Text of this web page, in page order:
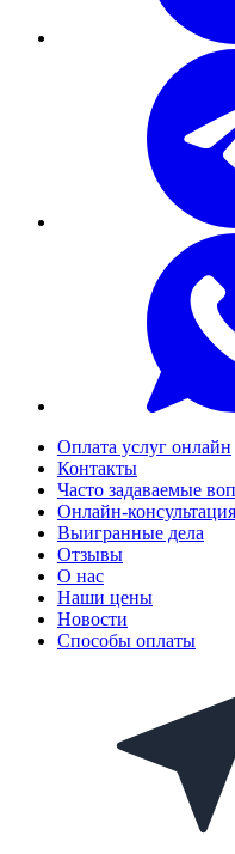
Оплата услуг онлайн
Контакты
Часто задаваемые
Онлайн-консультация
Выигранные дела
Отзывы
О нас
Наши цены
Новости
Способы оплаты